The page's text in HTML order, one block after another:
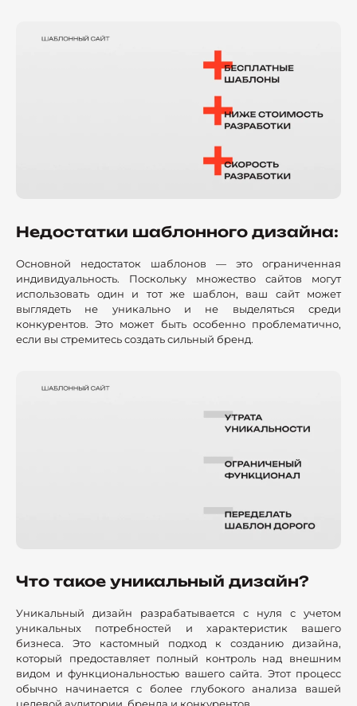
Недостатки шаблонного дизайна:
Основной недостаток шаблонов — это ограниченная
индивидуальность. Поскольку множество сайтов могут
использовать один и тот же шаблон, ваш сайт может
выглядеть не уникально и не выделяться среди
конкурентов. Это может быть особенно проблематично,
если вы стремитесь создать сильный бренд.
Что такое уникальный дизайн?
Уникальный дизайн разрабатывается с нуля с учетом
уникальных потребностей и характеристик вашего
бизнеса. Это кастомный подход к созданию дизайна,
который предоставляет полный контроль над внешним
видом и функциональностью вашего сайта. Этот процесс
обычно начинается с более глубокого анализа вашей